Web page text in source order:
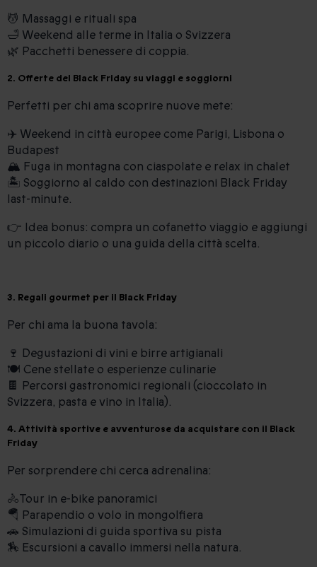
💆 Massaggi e rituali spa
🛁 Weekend alle terme in Italia o Svizzera
🌿 Pacchetti benessere di coppia.
2. Offerte del Black Friday su viaggi e soggiorni
Perfetti per chi ama scoprire nuove mete:
✈️ Weekend in città europee come Parigi, Lisbona o
Budapest
🏔️ Fuga in montagna con ciaspolate e relax in chalet
🏝️ Soggiorno al caldo con destinazioni Black Friday
last-minute.
👉 Idea bonus: compra un cofanetto viaggio e aggiungi
un piccolo diario o una guida della città scelta.
3. Regali gourmet per il Black Friday
Per chi ama la buona tavola:
🍷 Degustazioni di vini e birre artigianali
🍽️ Cene stellate o esperienze culinarie
🍫 Percorsi gastronomici regionali (cioccolato in
Svizzera, pasta e vino in Italia).
4. Attività sportive e avventurose da acquistare con il Black
Friday
Per sorprendere chi cerca adrenalina:
🚴Tour in e-bike panoramici
🪂 Parapendio o volo in mongolfiera
🚗 Simulazioni di guida sportiva su pista
🏇 Escursioni a cavallo immersi nella natura.